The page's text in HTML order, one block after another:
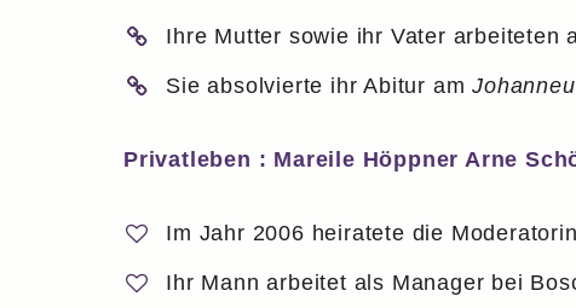
Ihre Mutter sowie ihr Vater arbeiteten
Sie absolvierte ihr Abitur am
Privatleben : Mareile Höppner Arne
Im Jahr 2006 heiratete die
Ihr Mann arbeitet als Manager bei